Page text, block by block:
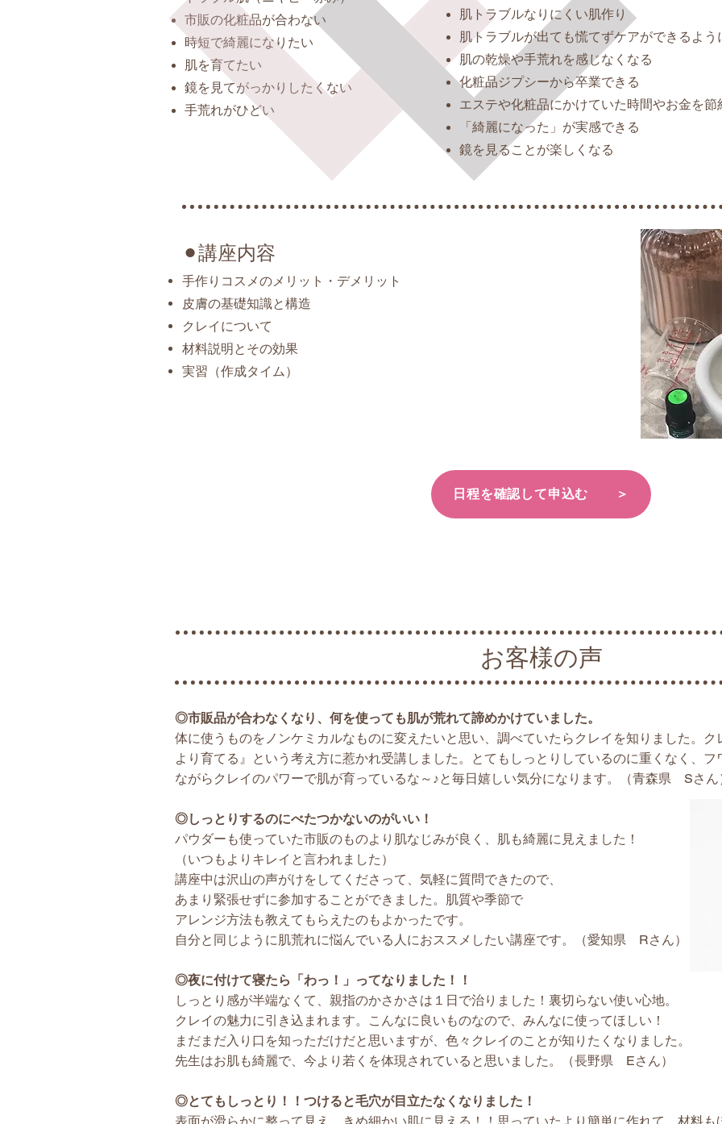
市販の化粧品が合わない
時短で綺麗になりたい
肌を育てたい
鏡を見てがっかりしたくない
手荒れがひどい
肌トラブルなりにくい肌作り
肌トラブルが出ても慌てずケアができるよう
肌の乾燥や手荒れを感じなくなる
化粧品ジプシーから卒業できる
エステや化粧品にかけていた時間やお金を節
「綺麗になった」が実感できる
鏡を見ることが楽しくなる
⚫︎講座内容
手作りコスメのメリット・デメリット
皮膚の基礎知識と構造
クレイについて
材料説明とその効果
実習（作成タイム）
日程を確認して申込む ＞
お客様の声
◎市販品が合わなくなり、何を使っても肌が荒れて諦めかけていました。
体に使うものをノンケミカルなものに変えたいと思い、調べていたらクレイを知りました。
より育てる』という考え方に惹かれ受講しました。とてもしっとりしているのに重くなく、
ながらクレイのパワーで肌が育っているな～♪と毎日嬉しい気分になります。（青森県 Sさん
◎しっとりするのにべたつかないのがいい！
パウダーも使っていた市販のものより肌なじみが良く、肌も綺麗に見えました！
（いつもよりキレイと言われました）
講座中は沢山の声がけをしてくださって、気軽に質問できたので、
あまり緊張せずに参加することができました。肌質や季節で
アレンジ方法も教えてもらえたのもよかったです。
自分と同じように肌荒れに悩んでいる人におススメしたい講座です。（愛知県 Rさん）
◎夜に付けて寝たら「わっ！」ってなりました！！
しっとり感が半端なくて、親指のかさかさは１日で治りました！裏切らない使い心地。
クレイの魅力に引き込まれます。こんなに良いものなので、みんなに使ってほしい！
まだまだ入り口を知っただけだと思いますが、色々クレイのことが知りたくなりました。
先生はお肌も綺麗で、今より若くを体現されていると思いました。（長野県 Eさん）
◎とてもしっとり！！つけると毛穴が目立たなくなりました！